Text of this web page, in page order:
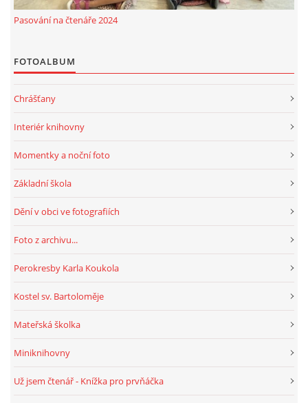
Pasování na čtenáře 2024
FOTOALBUM
Chrášťany
Interiér knihovny
Momentky a noční foto
Základní škola
Dění v obci ve fotografiích
Foto z archivu...
Perokresby Karla Koukola
Kostel sv. Bartoloměje
Mateřská školka
Miniknihovny
Už jsem čtenář - Knížka pro prvňáčka